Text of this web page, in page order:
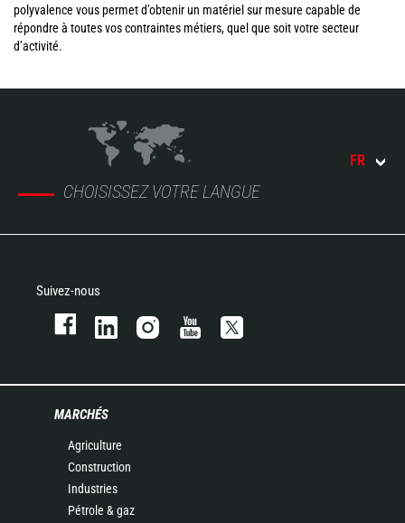
polyvalence vous permet d’obtenir un matériel sur mesure capable de
répondre à toutes vos contraintes métiers, quel que soit votre secteur
d’activité.
CHOISISSEZ VOTRE LANGUE
FR
Suivez-nous
MARCHÉS
Agriculture
Construction
Industries
Pétrole & gaz